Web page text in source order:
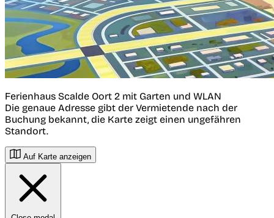
Ferienhaus Scalde Oort 2 mit Garten und WLAN
Die genaue Adresse gibt der Vermietende nach der
Buchung bekannt, die Karte zeigt einen ungefähren
Standort.
Auf Karte anzeigen